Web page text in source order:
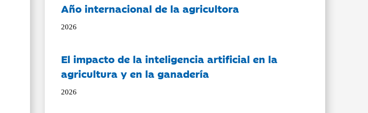
Año internacional de la agricultora
2026
El impacto de la inteligencia artificial en la
agricultura y en la ganadería
2026